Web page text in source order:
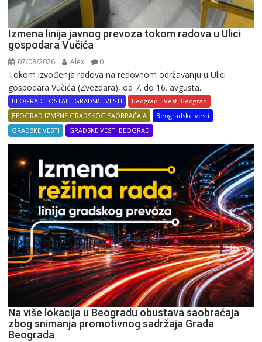
Izmena linija javnog prevoza tokom radova u Ulici
gospodara Vučića
07/08/2026 Alex 0
Tokom izvođenja radova na redovnom održavanju u Ulici
gospodara Vučića (Zvezdara), od 7. do 16. avgusta...
BEOGRAD - OSTALE GRADSKE VESTI
Beograd - Vesti Beograd
BEOGRAD IZMENE GRADSKOG SAOBRAĆAJA
Beogradske vesti
GRADSKE VESTI
GRADSKE VESTI BEOGRAD
Na više lokacija u Beogradu obustava saobraćaja
zbog snimanja promotivnog sadržaja Grada
Beograda